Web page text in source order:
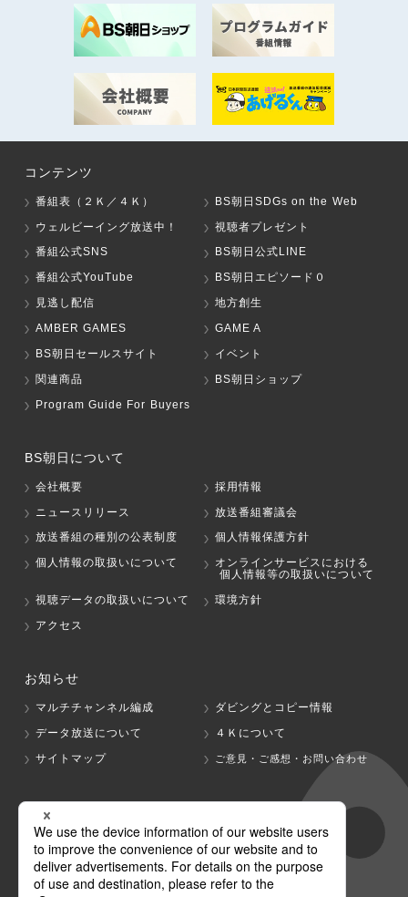
コンテンツ
番組表（２Ｋ／４Ｋ）
BS朝日SDGs on the Web
ウェルビーイング放送中！
視聴者プレゼント
番組公式SNS
BS朝日公式LINE
番組公式YouTube
BS朝日エピソード０
見逃し配信
地方創生
AMBER GAMES
GAME A
BS朝日セールスサイト
イベント
関連商品
BS朝日ショップ
Program Guide For Buyers
BS朝日について
会社概要
採用情報
ニュースリリース
放送番組審議会
放送番組の種別の公表制度
個人情報保護方針
個人情報の取扱いについて
オンラインサービスにおける
個人情報等の取扱いについて
視聴データの取扱いについて
環境方針
アクセス
お知らせ
マルチチャンネル編成
ダビングとコピー情報
データ放送について
４Ｋについて
サイトマップ
ご意見・ご感想・お問い合わせ
グループ会社
テレビ朝日 テレ朝チャンネル